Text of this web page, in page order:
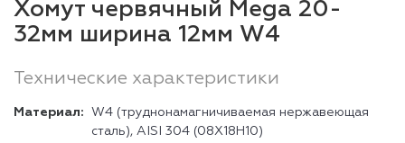
Хомут червячный Mega 20-
32мм ширина 12мм W4
Технические характеристики
Материал:
W4 (труднонамагничиваемая нержавеющая
сталь), AISI 304 (08Х18Н10)